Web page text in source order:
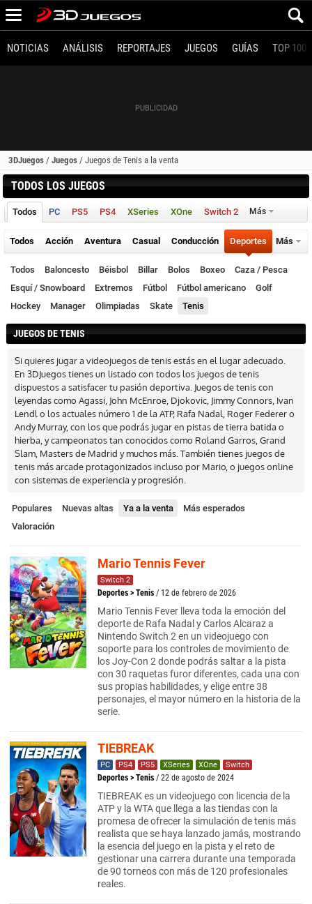
NOTICIAS ANÁLISIS REPORTAJES JUEGOS GUÍAS TOP 100
3DJuegos / Juegos / Juegos de Tenis a la venta
TODOS LOS JUEGOS
Todos PC PS5 PS4 XSeries XOne Switch 2 Más
Todos Acción Aventura Casual Conducción Deportes Más
Todos Baloncesto Béisbol Billar Bolos Boxeo
Caza / Pesca
Esquí / Snowboard
Extremos Fútbol Fútbol americano
Golf
Hockey
Manager Olimpiadas Skate Tenis
JUEGOS DE TENIS
Si quieres jugar a videojuegos de tenis estás en el lugar adecuado.
En 3DJuegos tienes un listado con todos los juegos de tenis
dispuestos a satisfacer tu pasión deportiva. Juegos de tenis con
leyendas como Agassi, John McEnroe, Djokovic, Jimmy Connors, Ivan
Lendl o los actuales número 1 de la ATP, Rafa Nadal, Roger Federer o
Andy Murray, con los que podrás jugar en pistas de tierra batida o
hierba, y campeonatos tan conocidos como Roland Garros, Grand
Slam, Masters de Madrid y muchos más. También tienes juegos de
tenis más arcade protagonizados incluso por Mario, o juegos online
con sistemas de experiencia y progresión.
Populares Nuevas altas Ya a la venta
Más esperados
Valoración
Mario Tennis Fever
Switch 2
Deportes > Tenis / 12 de febrero de 2026
Mario Tennis Fever lleva toda la emoción del
deporte de Rafa Nadal y Carlos Alcaraz a
Nintendo Switch 2 en un videojuego con
soporte para los controles de movimiento de
los Joy-Con 2 donde podrás saltar a la pista
con 30 raquetas furor diferentes, cada una con
sus propias habilidades, y elige entre 38
personajes, el mayor número en la historia de la
serie.
TIEBREAK
PC PS4 PS5 XSeries XOne Switch
Deportes > Tenis / 22 de agosto de 2024
TIEBREAK es un videojuego con licencia de la
ATP y la WTA que llega a las tiendas con la
promesa de ofrecer la simulación de tenis más
realista que se haya lanzado jamás, mostrando
la esencia del juego en la pista y el reto de
gestionar una carrera durante una temporada
de 90 torneos con más de 120 profesionales
reales.